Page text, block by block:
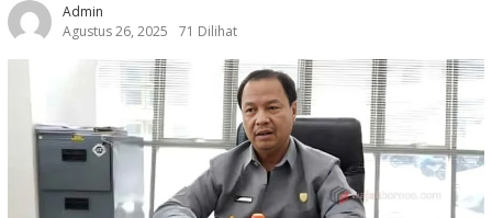
Admin
Agustus 26, 2025
71 Dilihat